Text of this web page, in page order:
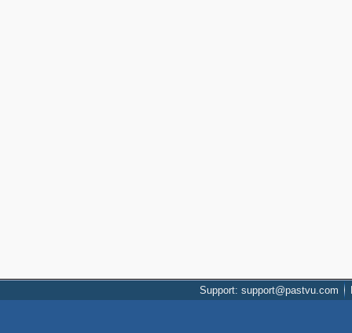
Support: support@pastvu.com